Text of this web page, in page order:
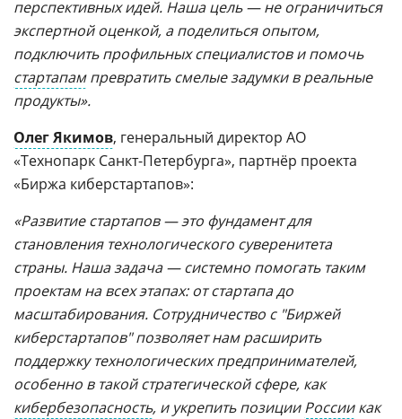
перспективных идей. Наша цель — не ограничиться
экспертной оценкой, а поделиться опытом,
подключить профильных специалистов и помочь
стартапампревратить смелые задумки в реальные
продукты».
Олег Якимов, генеральный директор АО
«Технопарк Санкт-Петербурга», партнёр проекта
«Биржа киберстартапов»:
«Развитие стартапов — это фундамент для
становления технологического суверенитета
страны. Наша задача — системно помогать таким
проектам на всех этапах: от стартапа до
масштабирования. Сотрудничество с "Биржей
киберстартапов" позволяет нам расширить
поддержку технологических предпринимателей,
особенно в такой стратегической сфере, как
кибербезопасность, и укрепить позицииРоссиикак